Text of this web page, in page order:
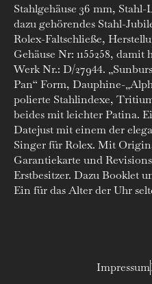
Stahlgehäuse 36 mm,
dazu gehörendes Stahl-
Rolex-Faltschließe,
Gehäuse Nr: 1155258, damit
Werk Nr.: D/27944.
Pan“ Form, Dauphine-
polierte Stahlindexe,
beides mit leichter Patina.
Datejust mit einem der
Singer für Rolex. Mit
Garantiekarte und
Erstbesitzer. Dazu Booklet
Ein für das Alter der Uhr
Impressum